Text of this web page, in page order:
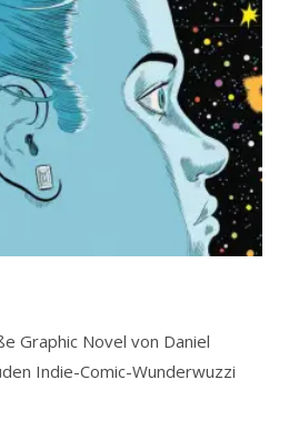
Graphic Novel von Daniel
Indie-Comic-Wunderwuzzi